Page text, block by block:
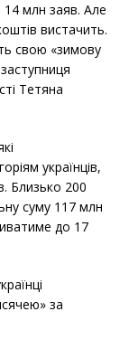
млн заяв. Але
вистачить.
свою «зимову
Тетяна
українців,
Близько 200
суму 117 млн
до 17
за